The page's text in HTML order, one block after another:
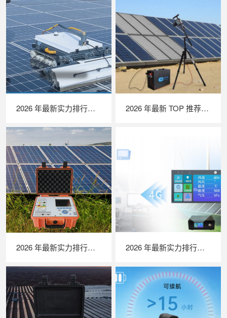
2026 年最新实力排行｜光伏清洗机器人 TOP 推荐，LAILX LX‑H403 深度解析 2026 年最新 TOP 推荐｜便携式 EL 检测仪实力排行，LAILX LXG50 深度测评
2026 年最新实力排行｜便携式 IV 测试仪 TOP 推荐，LAILX LX‑PV31 深度解析 2026 年最新实力排行｜苏州 LAILX LXH506 便携式气象站深度解析